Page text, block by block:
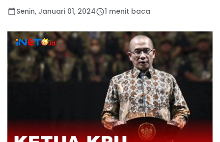
Senin, Januari 01, 2024 1 menit baca